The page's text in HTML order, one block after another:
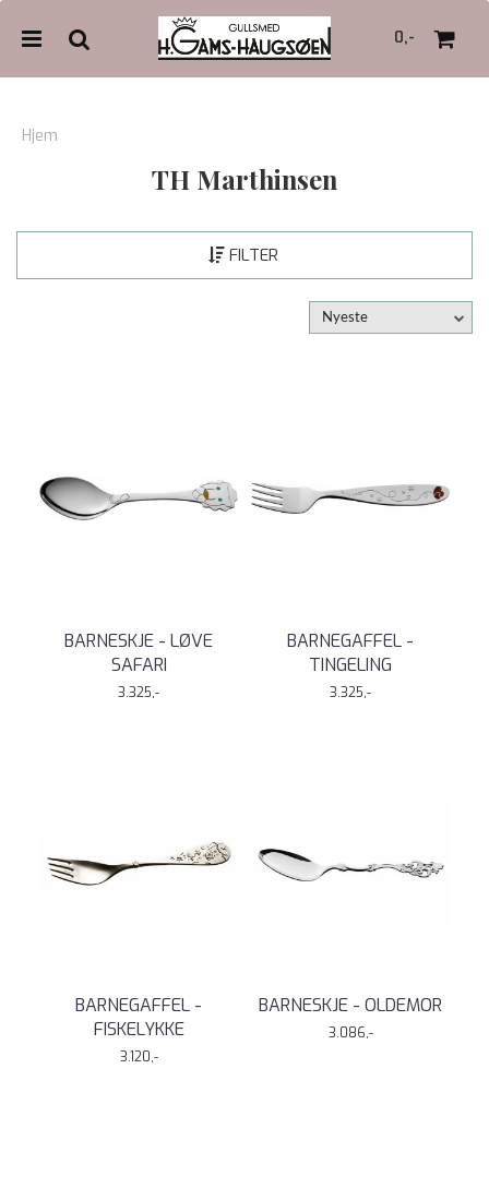
0,-
Hjem
TH Marthinsen
FILTER
Nyeste
BARNESKJE - LØVE
SAFARI
3.325,-
BARNEGAFFEL -
TINGELING
3.325,-
BARNEGAFFEL -
FISKELYKKE
3.120,-
BARNESKJE - OLDEMOR
3.086,-
Trykk ENTER for å søke